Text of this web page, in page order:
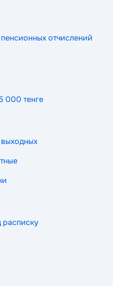
отчислений
000 тенге
расписку